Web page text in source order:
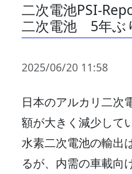
二次電池PSI-
二次電池 5年ぶ
2025/06/20 11:58
日本のアルカリ二次
額が大きく減少して
水素二次電池の輸出
るが、内需の車載向